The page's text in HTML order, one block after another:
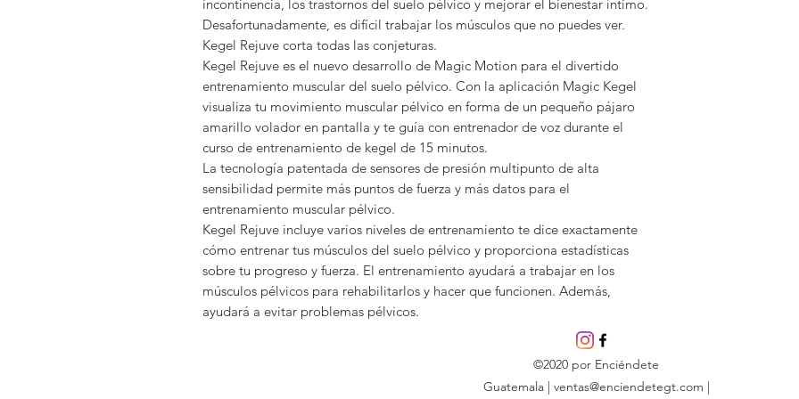
incontinencia, los trastornos del suelo pélvico y mejorar el bienestar íntimo.
Desafortunadamente, es difícil trabajar los músculos que no puedes ver.
Kegel Rejuve corta todas las conjeturas.
Kegel Rejuve es el nuevo desarrollo de Magic Motion para el divertido
entrenamiento muscular del suelo pélvico. Con la aplicación Magic Kegel
visualiza tu movimiento muscular pélvico en forma de un pequeño pájaro
amarillo volador en pantalla y te guía con entrenador de voz durante el
curso de entrenamiento de kegel de 15 minutos.
La tecnología patentada de sensores de presión multipunto de alta
sensibilidad permite más puntos de fuerza y más datos para el
entrenamiento muscular pélvico.
Kegel Rejuve incluye varios niveles de entrenamiento te dice exactamente
cómo entrenar tus músculos del suelo pélvico y proporciona estadísticas
sobre tu progreso y fuerza. El entrenamiento ayudará a trabajar en los
músculos pélvicos para rehabilitarlos y hacer que funcionen. Además,
ayudará a evitar problemas pélvicos.
©2020 por Enciéndete
Guatemala | ventas@enciendetegt.com |